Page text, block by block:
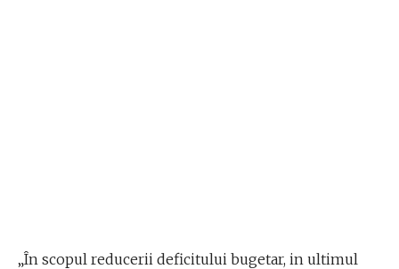
„În scopul reducerii deficitului bugetar, in ultimul